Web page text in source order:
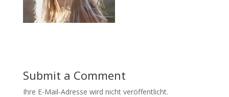
Submit a Comment
Ihre E-Mail-Adresse wird nicht veröffentlicht.